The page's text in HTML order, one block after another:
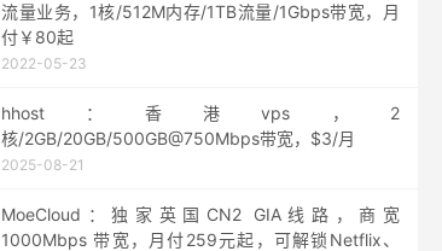
流量业务，1核/512M内存/1TB流量/1Gbps带宽，月
付￥80起
2022-05-23
hhost：香港vps，2
核/2GB/20GB/500GB@750Mbps带宽，$3/月
2025-08-21
MoeCloud：独家英国CN2 GIA线路，商宽
1000Mbps 带宽，月付259元起，可解锁Netflix、